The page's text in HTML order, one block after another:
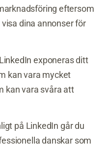
eftersom
dina annonser för
exponeras ditt
kan vara mycket
kan vara svåra att
på LinkedIn går du
danskar som